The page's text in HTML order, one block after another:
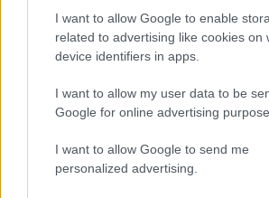
I want to allow Google to enable
related to advertising like cookies on
device identifiers in apps.
I want to allow my user data to be
Google for online advertising
I want to allow Google to send me
personalized advertising.